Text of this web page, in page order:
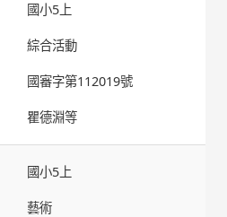
國小5上
綜合活動
國審字第112019號
瞿德淵等
國小5上
藝術